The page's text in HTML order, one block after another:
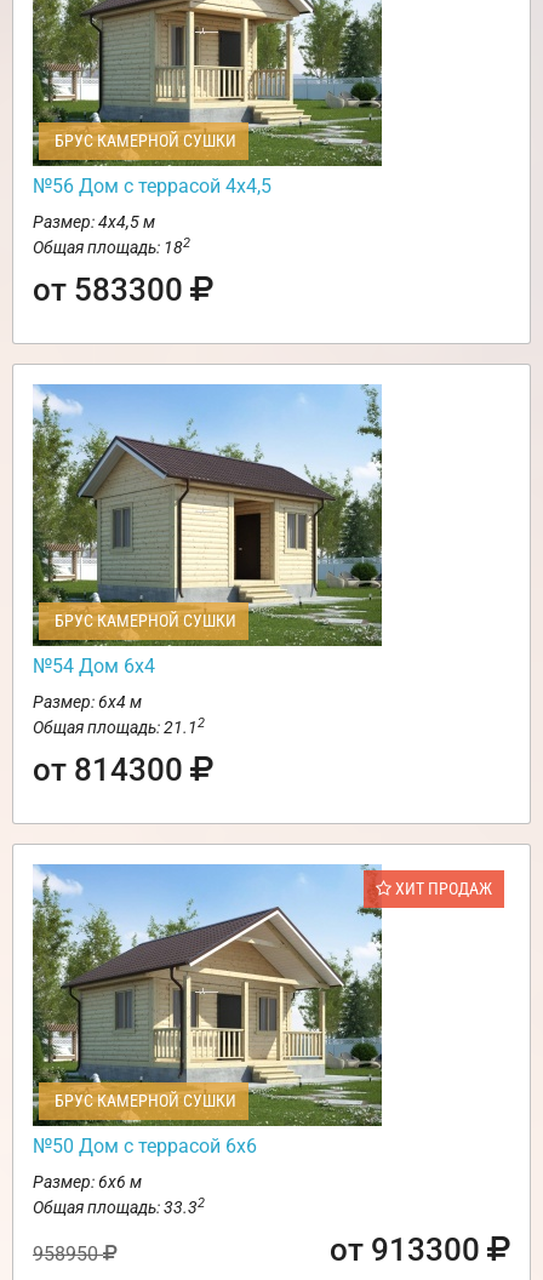
БРУС КАМЕРНОЙ СУШКИ
№56 Дом с террасой 4х4,5
Размер: 4х4,5 м
Общая площадь: 182
от 583300
БРУС КАМЕРНОЙ СУШКИ
№54 Дом 6х4
Размер: 6х4 м
Общая площадь: 21.12
от 814300
ХИТ ПРОДАЖ
БРУС КАМЕРНОЙ СУШКИ
№50 Дом с террасой 6х6
Размер: 6х6 м
Общая площадь: 33.32
958950 от 913300